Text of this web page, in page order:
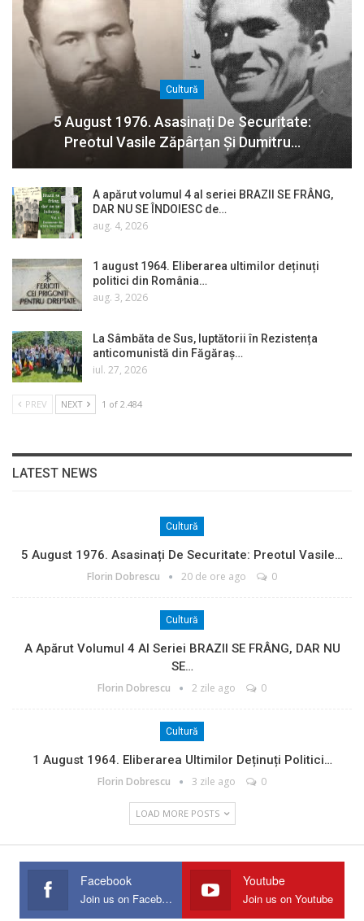
Cultură
5 August 1976. Asasinați De Securitate:
Preotul Vasile Zăpârțan Și Dumitru…
A apărut volumul 4 al seriei BRAZII SE FRÂNG,
DAR NU SE ÎNDOIESC de…
aug. 4, 2026
1 august 1964. Eliberarea ultimilor deținuți
politici din România…
aug. 3, 2026
La Sâmbăta de Sus, luptătorii în Rezistența
anticomunistă din Făgăraș…
iul. 27, 2026
PREV NEXT 1 of 2.484
LATEST NEWS
Cultură
5 August 1976. Asasinați De Securitate: Preotul Vasile…
Florin Dobrescu 20 de ore ago 0
Cultură
A Apărut Volumul 4 Al Seriei BRAZII SE FRÂNG, DAR NU
SE…
Florin Dobrescu 2 zile ago 0
Cultură
1 August 1964. Eliberarea Ultimilor Deținuți Politici…
Florin Dobrescu 3 zile ago 0
LOAD MORE POSTS
Facebook
Join us on Facebook
Youtube
Join us on Youtube